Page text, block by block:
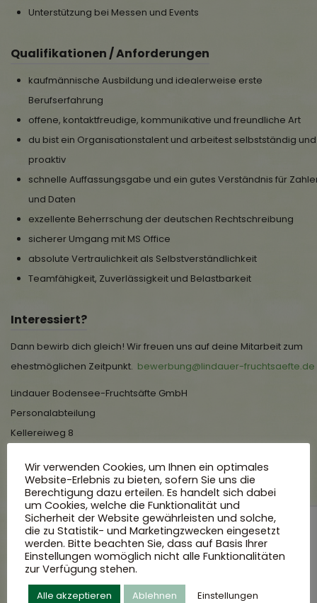
Unterstützung bei Messen und Events
Qualifikationen / Anforderungen
kaufmännische Ausbildung und idealerweise erste
Berufserfahrung
offene, kontaktfreudige, kommunikative und freundliche Art
du bist ein Organisationstalent und arbeitest selbstständig und
proaktiv
schnelle Auffassungsgabe und ein gutes Verständnis für
und Daten
exzellente Beherrschung der deutschen Rechtschreibung
sicherer Umgang mit MS Office
absolute Vertraulichkeit als Selbstverständlichkeit
Teamfähigkeit, Zuverlässigkeit und Belastbarkeit
Interessiert?
Dann bewirb dich gleich! Wir freuen uns auf deine Mitarbeit zum
ehestmöglichen Zeitpunkt. bewerbung@lindauer-fruchtsaefte.de
Lindauer Bodensee-Fruchtsäfte GmbH
Personalabteilung
Kellereiweg 8
Arbeitgeber
Wir verwenden Cookies, um Ihnen ein optimales
Website-Erlebnis zu bieten, sofern Sie uns die
Berechtigung dazu erteilen. Es handelt sich dabei
um Cookies, welche die Funktionalität und
Sicherheit der Website gewährleisten und solche,
die zu Statistik- und Marketingzwecken eingesetzt
werden. Bitte beachten Sie, dass auf Basis Ihrer
Einstellungen womöglich nicht alle Funktionalitäten
zur Verfügung stehen.
Alle akzeptieren Ablehnen Einstellungen